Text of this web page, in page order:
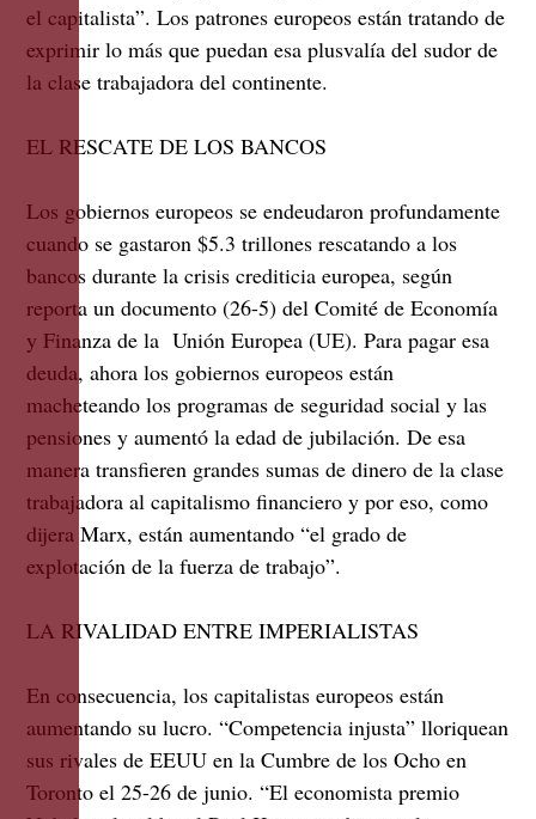
el capitalista”. Los patrones europeos están tratando de
exprimir lo más que puedan esa plusvalía del sudor de
la clase trabajadora del continente.
EL RESCATE DE LOS BANCOS
Los gobiernos europeos se endeudaron profundamente
cuando se gastaron $5.3 trillones rescatando a los
bancos durante la crisis crediticia europea, según
reporta un documento (26-5) del Comité de Economía
y Finanza de la Unión Europea (UE). Para pagar esa
deuda, ahora los gobiernos europeos están
macheteando los programas de seguridad social y las
pensiones y aumentó la edad de jubilación. De esa
manera transfieren grandes sumas de dinero de la clase
trabajadora al capitalismo financiero y por eso, como
dijera Marx, están aumentando “el grado de
explotación de la fuerza de trabajo”.
LA RIVALIDAD ENTRE IMPERIALISTAS
En consecuencia, los capitalistas europeos están
aumentando su lucro. “Competencia injusta” lloriquean
sus rivales de EEUU en la Cumbre de los Ocho en
Toronto el 25-26 de junio. “El economista premio